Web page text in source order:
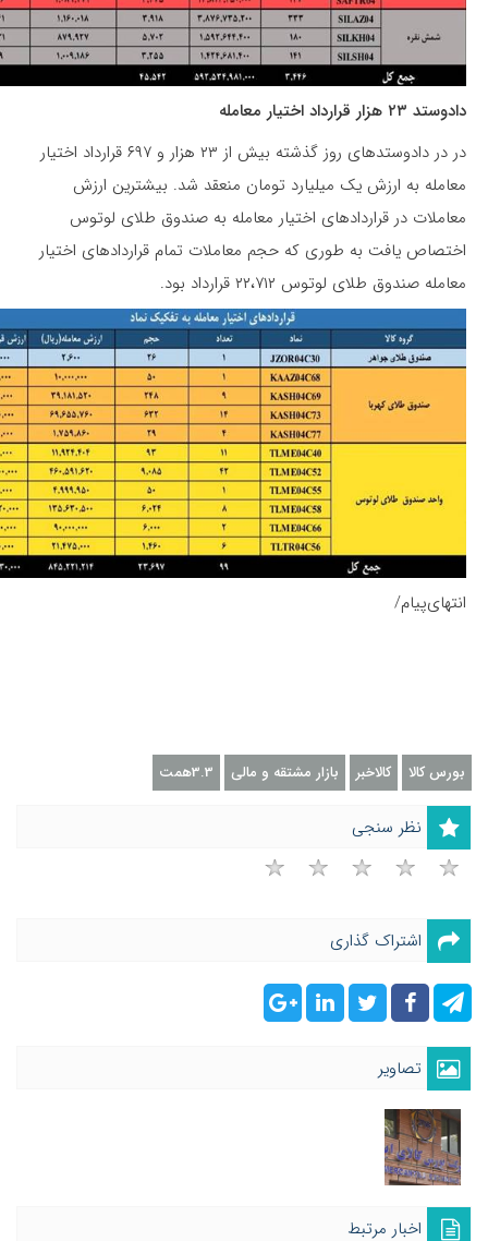
دادوستد ۲۳ هزار قرارداد اختیار معامله
در در دادوستدهای روز گذشته بیش از ۲۳ هزار و ۶۹۷ قرارداد اختیار
معامله به ارزش یک میلیارد تومان منعقد شد. بیشترین ارزش
معاملات در قراردادهای اختیار معامله به صندوق طلای لوتوس
اختصاص یافت به طوری که حجم معاملات تمام قراردادهای اختیار
معامله صندوق طلای لوتوس ۲۲،۷۱۲ قرارداد بود.
انتهای‌پیام/
بورس کالا کالاخبر بازار مشتقه و مالی 3.3همت
نظر سنجی
اشتراک گذاری
تصاویر
اخبار مرتبط